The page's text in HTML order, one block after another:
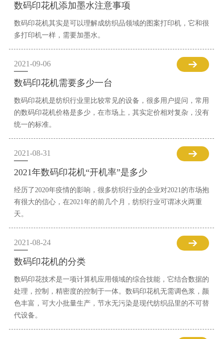
数码印花机添加墨水注意事项
数码印花机其实是可以理解成纺织品领域的图案打印机，它和很
多打印机一样，需要加墨水。
2021-09-06
数码印花机需要多少一台
数码印花机是纺织行业里比较常见的设备，很多用户提问，常用
的数码印花机价格是多少，在市场上，其实定价相对复杂，没有
统一的标准。
2021-08-31
2021年数码印花机“开机率”是多少
经历了2020年疫情的影响，很多纺织行业的企业对2021的市场抱
有很大的信心，在2021年的前几个月，纺织行业可谓冰火两重
天。
2021-08-24
数码印花机的分类
数码印花技术是一项计算机应用领域的综合技能，它结合数据的
处理，控制，精密度的控制于一体。数码印花机无需调色浆，颜
色丰富，可大小批量生产，节水无污染是现代纺织品里的不可替
代设备。